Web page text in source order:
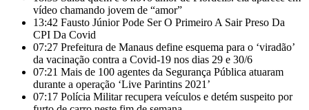
vídeo chamando jovem de “amor”
13:42 Fausto Júnior Pode Ser O Primeiro A Sair Preso Da
CPI Da Covid
07:27 Prefeitura de Manaus define esquema para o ‘viradão’
da vacinação contra a Covid-19 nos dias 29 e 30/6
07:21 Mais de 100 agentes da Segurança Pública atuaram
durante a operação ‘Live Parintins 2021’
07:17 Polícia Militar recupera veículos e detém suspeito por